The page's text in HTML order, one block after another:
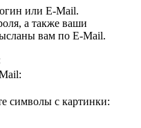
или E-Mail.
а также ваши
вам по E-Mail.
символы с картинки: